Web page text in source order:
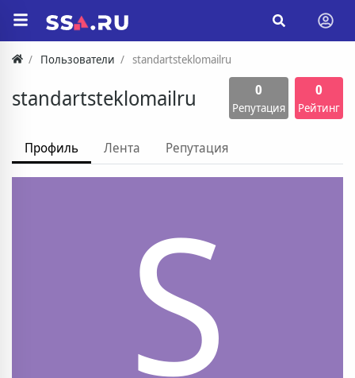
Пользователи standartsteklomailru
standartsteklomailru 0
Репутация
0
Рейтинг
Профиль Лента Репутация
S